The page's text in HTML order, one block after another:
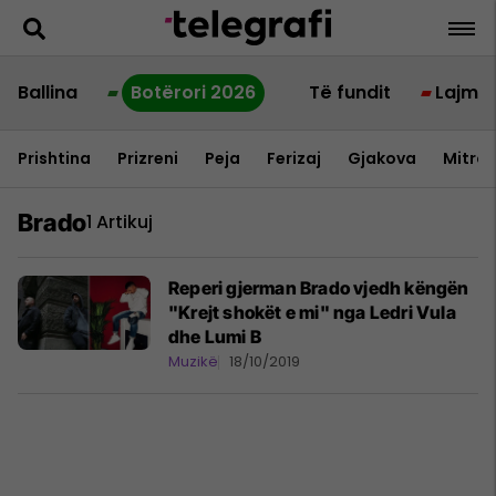
Ballina Botërori 2026 Të fundit Lajme
Prishtina Prizreni Peja Ferizaj Gjakova
Brado1 Artikuj
Reperi gjerman Brado vjedh këngën
"Krejt shokët e mi" nga Ledri Vula
dhe Lumi B
Muzikë 18/10/2019